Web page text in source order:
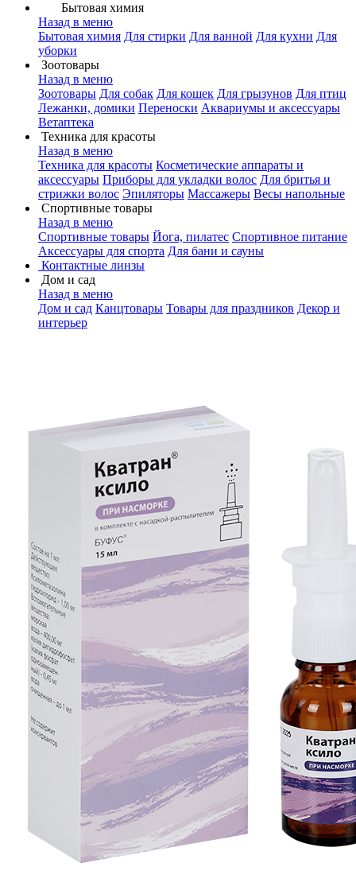
Бытовая химия
Назад в меню
Бытовая химия Для стирки Для ванной Для кухни Для
уборки
Зоотовары
Назад в меню
Зоотовары Для собак Для кошек Для грызунов Для птиц
Лежанки, домики Переноски Аквариумы и аксессуары
Ветаптека
Техника для красоты
Назад в меню
Техника для красоты Косметические аппараты и
аксессуары Приборы для укладки волос Для бритья и
стрижки волос Эпиляторы Массажеры Весы напольные
Спортивные товары
Назад в меню
Спортивные товары Йога, пилатес Спортивное питание
Аксессуары для спорта Для бани и сауны
Контактные линзы
Дом и сад
Назад в меню
Дом и сад Канцтовары Товары для праздников Декор и
интерьер